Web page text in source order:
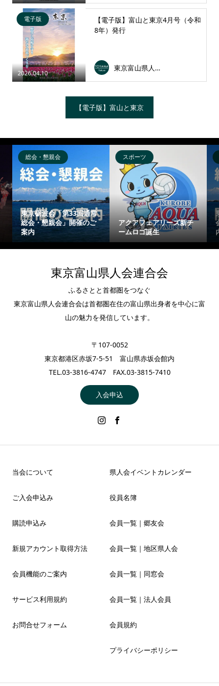
2026.04.10
電子版
【電子版】富山と東京4月号（令和
8年）発行
東京富山県人会連合会
【電子版】富山と東京
総会・懇親会
東京砺波会「第33回通常
総会・懇親会」開催のご
案内
スポーツ
アクアフェアリーズ新チ
ームロゴ誕生
東京富山県人会連合会
ふるさとと首都圏をつなぐ
東京富山県人会連合会は首都圏在住の富山県出身者を中心に富
山の魅力を発信しています。
〒107-0052
東京都港区赤坂7-5-51 富山県赤坂会館内
TEL.03-3816-4747 FAX.03-3815-7410
入会申込
当会について
ご入会申込み
購読申込み
新規アカウント取得方法
会員機能のご案内
サービス利用規約
お問合せフォーム
県人会イベントカレンダー
役員名簿
会員一覧｜郷友会
会員一覧｜地区県人会
会員一覧｜同窓会
会員一覧｜法人会員
会員規約
プライバシーポリシー